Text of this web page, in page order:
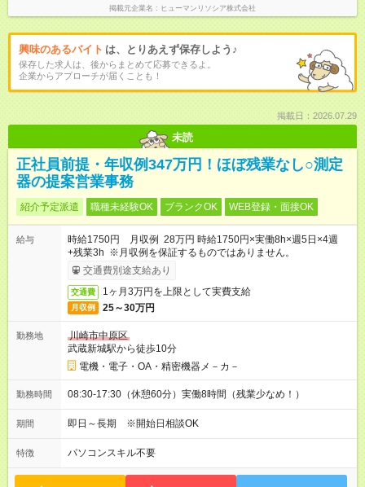
掲載元企業名 ヒューマンリソシア株式会社
興味のあるバイト は、とりあえず保存しよう♪
保存した求人は、後からまとめて応募できるよ。
企業からアプローチが届くことも！
掲載日：2026.07.29
未読
正社員前提・年収例347万円！ほぼ残業なし○測定
器の提案営業事務
紹介予定派遣 職種未経験OK ブランクOK WEB登録・面接OK
給与
時給1750円 月収例 28万円 時給1750円×実働8h×週5日×4週
+残業3h ※月収例を保証するものではありません。
交通費別途支給あり
交通費 1ヶ月3万円を上限として実費支給
月収例 25～30万円
勤務地
川崎市中原区
武蔵新城駅から徒歩10分
電機・電子・OA・精密機器メ－カ－
勤務時間 08:30-17:30（休憩60分）実働8時間（残業少なめ！）
期間 即日～長期 ※開始日相談OK
特徴 パソコンスキル不要